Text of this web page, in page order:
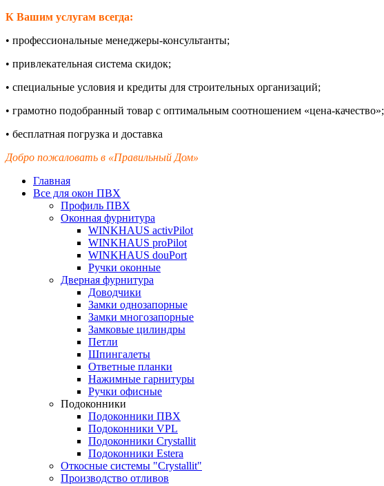
К Вашим услугам всегда:
• профессиональные менеджеры-консультанты;
• привлекательная система скидок;
• специальные условия и кредиты для строительных организаций;
• грамотно подобранный товар с оптимальным соотношением «цена-качество»;
• бесплатная погрузка и доставка
Добро пожаловать в «Правильный Дом»
Главная
Все для окон ПВХ
Профиль ПВХ
Оконная фурнитура
WINKHAUS activPilot
WINKHAUS proPilot
WINKHAUS douPort
Ручки оконные
Дверная фурнитура
Доводчики
Замки однозапорные
Замки многозапорные
Замковые цилиндры
Петли
Шпингалеты
Ответные планки
Нажимные гарнитуры
Ручки офисные
Подоконники
Подоконники ПВХ
Подоконники VPL
Подоконники Crystallit
Подоконники Estera
Откосные системы "Crystallit"
Производство отливов